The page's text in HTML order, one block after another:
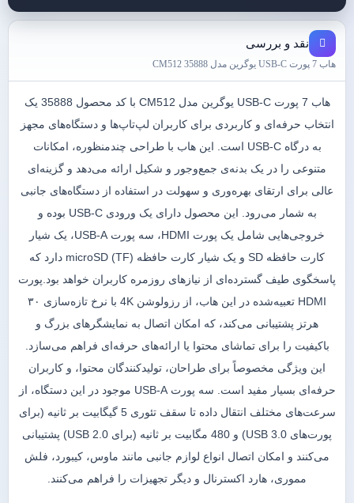
نقد و بررسی
هاب 7 پورت USB-C یوگرین مدل CM512 35888
هاب 7 پورت USB-C یوگرین مدل CM512 با کد محصول 35888 یک
انتخاب حرفه‌ای و کاربردی برای کاربران لپ‌تاپ‌ها و دستگاه‌های مجهز
به درگاه USB-C است. این هاب با طراحی چندمنظوره، امکانات
متنوعی را در یک بدنه‌ی جمع‌وجور و شکیل ارائه می‌دهد و گزینه‌ای
عالی برای ارتقای بهره‌وری و سهولت در استفاده از دستگاه‌های جانبی
به شمار می‌رود. این محصول دارای یک ورودی USB-C بوده و
خروجی‌هایی شامل یک پورت HDMI، سه پورت USB-A، یک شیار
کارت حافظه SD و یک شیار کارت حافظه microSD (TF) دارد که
پاسخگوی طیف گسترده‌ای از نیازهای روزمره کاربران خواهد بود.پورت
HDMI تعبیه‌شده در این هاب، از رزولوشن 4K با نرخ تازه‌سازی ۳۰
هرتز پشتیبانی می‌کند، که امکان اتصال به نمایشگرهای بزرگ و
باکیفیت را برای تماشای محتوا یا ارائه‌های حرفه‌ای فراهم می‌سازد.
این ویژگی مخصوصاً برای طراحان، تولیدکنندگان محتوا، و کاربران
حرفه‌ای بسیار مفید است. سه پورت USB-A موجود در این دستگاه، از
سرعت‌های مختلف انتقال داده تا سقف تئوری 5 گیگابیت بر ثانیه (برای
پورت‌های USB 3.0) و 480 مگابیت بر ثانیه (برای USB 2.0) پشتیبانی
می‌کنند و امکان اتصال انواع لوازم جانبی مانند ماوس، کیبورد، فلش
مموری، هارد اکسترنال و دیگر تجهیزات را فراهم می‌کنند.